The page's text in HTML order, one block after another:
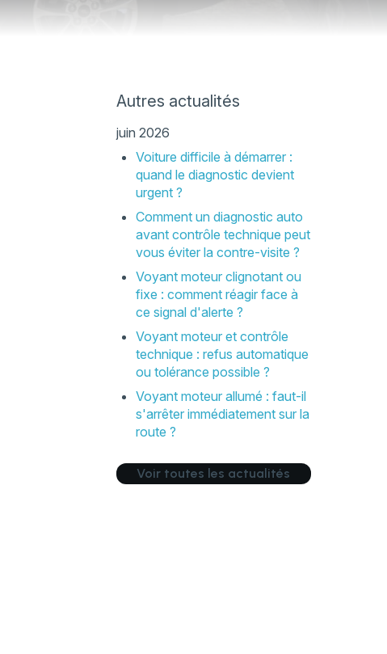
Autres actualités
juin 2026
Voiture difficile à démarrer :
quand le diagnostic devient
urgent ?
Comment un diagnostic auto
avant contrôle technique peut
vous éviter la contre-visite ?
Voyant moteur clignotant ou
fixe : comment réagir face à
ce signal d'alerte ?
Voyant moteur et contrôle
technique : refus automatique
ou tolérance possible ?
Voyant moteur allumé : faut-il
s'arrêter immédiatement sur la
route ?
Voir toutes les actualités